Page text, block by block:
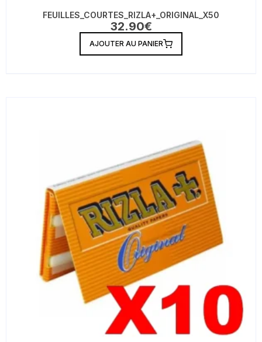
FEUILLES_COURTES_RIZLA+_ORIGINAL_X50
32.90€
AJOUTER AU PANIER